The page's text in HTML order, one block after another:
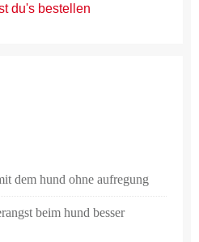
du's bestellen
dem hund ohne aufregung
beim hund besser